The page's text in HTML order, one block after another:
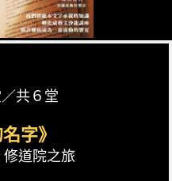
共６堂
字》
道院之旅